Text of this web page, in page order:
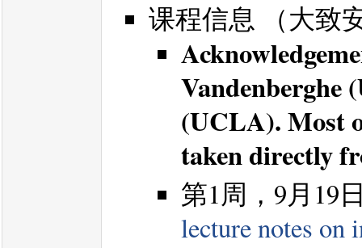
课程信息 （大致
Vandenberghe
(UCLA). Most
taken directly
第1周，9月19
lecture notes on